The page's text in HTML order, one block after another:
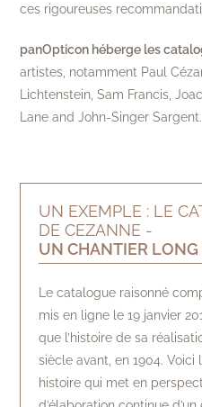
ces rigoureuses
panOpticon héberge les
artistes, notamment Paul
Lichtenstein, Sam Francis,
Lane and John-Singer Sargent.
UN EXEMPLE : LE
DE CEZANNE -
UN CHANTIER LONG
Le catalogue raisonné
mis en ligne le 19 janvier
que l’histoire de sa
siècle avant, en 1904. Voici
histoire qui met en